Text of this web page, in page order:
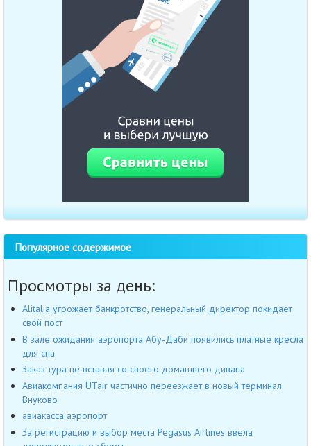
Популярное содержимое
Просмотры за день:
Alitalia угрожает банкротство, генеральный директор покидает
свой пост
В зале ожидания аэропорта Абу-Даби появились платные кресла
для сна
Заказ тура не вставая со своего домашнего дивана
Авиакомпания UTair частично переезжает в новый терминал
Внуково
авиакасса аэропорт
За регистрацию и выбор места Pegasus Airlines ввела